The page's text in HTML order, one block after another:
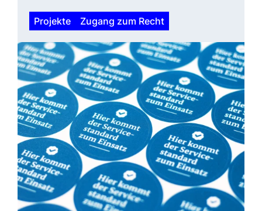
Projekte Zugang zum Recht